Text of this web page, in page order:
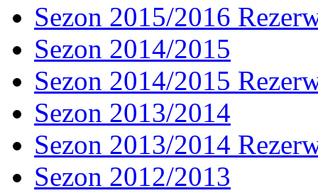
Sezon 2015/2016
Sezon 2014/2015
Sezon 2014/2015
Sezon 2013/2014
Sezon 2013/2014
Sezon 2012/2013